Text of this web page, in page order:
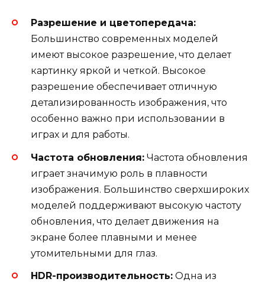
Разрешение и цветопередача:
Большинство современных моделей
имеют высокое разрешение, что делает
картинку яркой и четкой. Высокое
разрешение обеспечивает отличную
детализированность изображения, что
особенно важно при использовании в
играх и для работы.
Частота обновления: Частота обновления
играет значимую роль в плавности
изображения. Большинство сверхшироких
моделей поддерживают высокую частоту
обновления, что делает движения на
экране более плавными и менее
утомительными для глаз.
HDR-производительность: Одна из